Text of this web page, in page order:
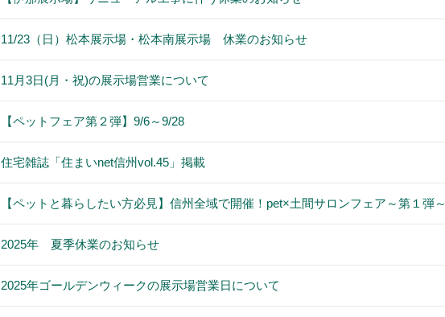
11/23（日）松本展示場・松本南展示場 休業のお知らせ
11月3日(月・祝)の展示場営業について
【ペットフェア第２弾】9/6～9/28
住宅雑誌「住まいnet信州vol.45」掲載
【ペットと暮らしたい方必見】信州全域で開催！pet×土間サロンフェア～第１弾～
2025年 夏季休業のお知らせ
2025年ゴールデンウィークの展示場営業日について